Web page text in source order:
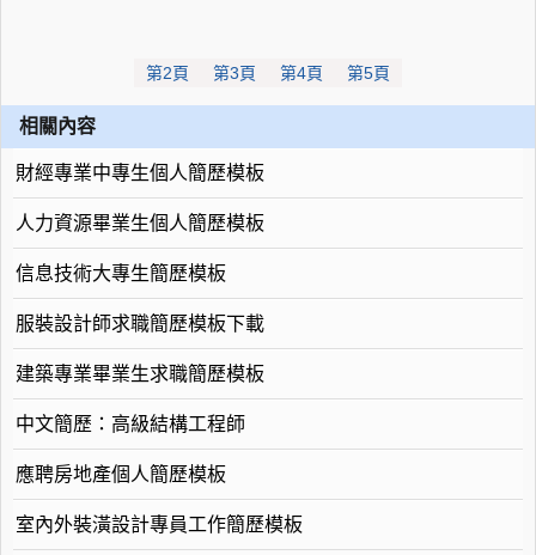
第2頁 第3頁 第4頁 第5頁
相關內容
財經專業中專生個人簡歷模板
人力資源畢業生個人簡歷模板
信息技術大專生簡歷模板
服裝設計師求職簡歷模板下載
建築專業畢業生求職簡歷模板
中文簡歷：高級結構工程師
應聘房地產個人簡歷模板
室內外裝潢設計專員工作簡歷模板